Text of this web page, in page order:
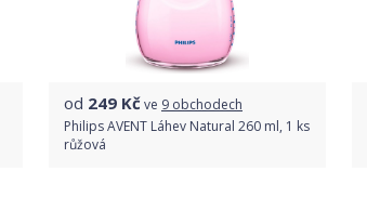
od 249 Kčve 9 obchodech
Philips AVENT Láhev Natural 260 ml, 1 ks
růžová